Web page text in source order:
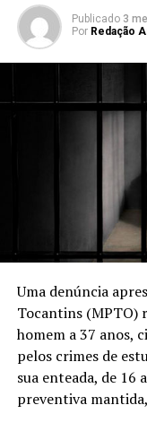
Publicado 3
Por Redação
Uma denúncia
Tocantins (MPTO)
homem a 37 anos,
pelos crimes de
sua enteada, de 16
preventiva